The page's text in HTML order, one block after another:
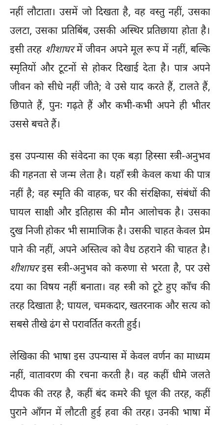
नहीं लौटाता। उसमें जो दिखता है, वह वस्तु नहीं, उसका
उलटा, उसका प्रतिबिंब, उसकी अस्थिर प्रतिछाया होता है।
इसी तरह शीशाघरमें जीवन अपने मूल रूप में नहीं, बल्कि
स्मृतियों और टूटनों से होकर दिखाई देता है। पात्र अपने
जीवन को सीधे नहीं जीते; वे उसे याद करते हैं, टालते हैं,
छिपाते हैं, पुनः गढ़ते हैं और कभी-कभी अपने ही भीतर
उससे बचते हैं।
इस उपन्यास की संवेदना का एक बड़ा हिस्सा स्त्री-अनुभव
की गहनता से जन्म लेता है। यहाँ स्त्री केवल कथा की पात्र
नहीं है; वह स्मृति की वाहक, घर की संरक्षिका, संबंधों की
घायल साक्षी और इतिहास की मौन आलोचक है। उसका
दुख निजी होकर भी सामाजिक है। उसकी चाहत केवल प्रेम
पाने की नहीं, अपने अस्तित्व को वैध ठहराने की चाहत है।
शीशाघरइस स्त्री-अनुभव को करुणा से भरता है, पर उसे
दया का विषय नहीं बनाता। वह स्त्री को टूटे हुए काँच की
तरह दिखाता है; घायल, चमकदार, खतरनाक और सत्य को
सबसे तीखे ढंग से परावर्तित करती हुई।
लेखिका की भाषा इस उपन्यास में केवल वर्णन का माध्यम
नहीं, वातावरण की रचना करती है। वह कहीं धीमे जलते
दीपक की तरह है, कहीं बंद कमरे की धूल की तरह, कहीं
पुराने आँगन में लौटती हुई हवा की तरह। उनकी भाषा में